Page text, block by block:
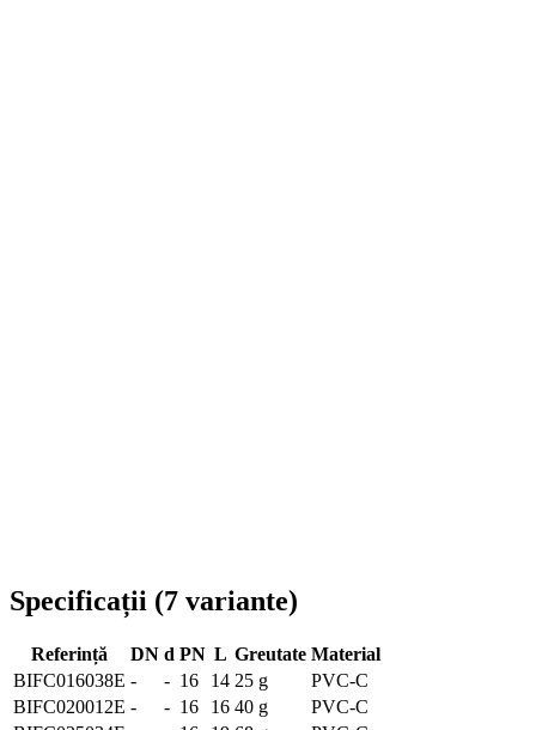
Specificații (7 variante)
Referință DN d PN L Greutate Material
BIFC016038E - - 16 14 25 g
PVC-C
BIFC020012E - - 16 16 40 g
PVC-C